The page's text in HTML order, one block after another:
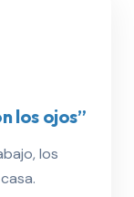
los ojos”
los